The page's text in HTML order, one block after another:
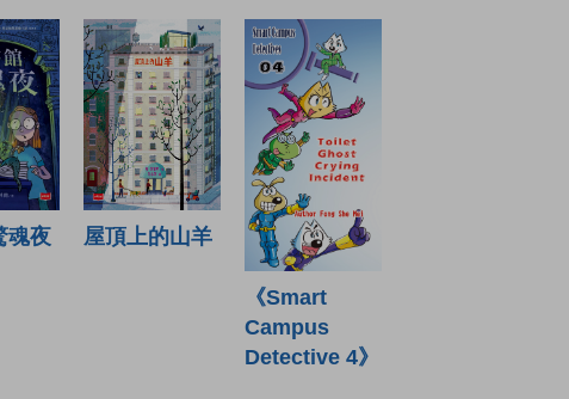
魂夜 屋頂上的山羊
《Smart
Campus
Detective 4》